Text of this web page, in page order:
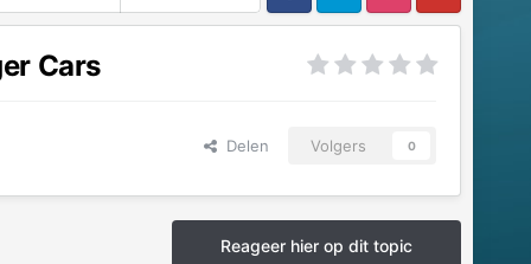
Cars
Delen Volgers 0
Reageer hier op dit topic